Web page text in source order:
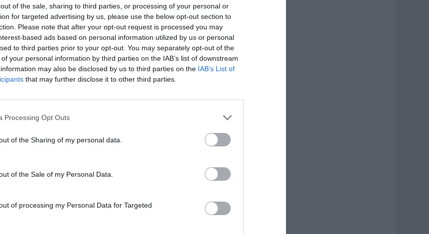
of the sale, sharing to third parties, or processing of your personal or
for targeted advertising by us, please use the below opt-out section to
Please note that after your opt-out request is processed you may
based ads based on personal information utilized by us or personal
to third parties prior to your opt-out. You may separately opt-out of the
your personal information by third parties on the IAB’s list of downstream
may also be disclosed by us to third parties on the IAB’s List of
that may further disclose it to other third parties.
Processing Opt Outs
of the Sharing of my personal data.
of the Sale of my Personal Data.
of processing my Personal Data for Targeted